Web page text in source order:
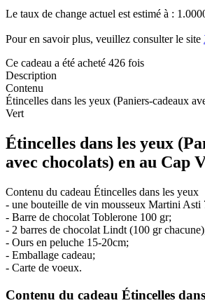
Le taux de change actuel est estimé à :
Pour en savoir plus, veuillez consulter le site
Ce cadeau a été acheté 426 fois
Description
Contenu
Étincelles dans les yeux (Paniers-cadeaux
Vert
Étincelles dans les yeux
avec chocolats) en au Cap
Contenu du cadeau Étincelles dans les yeux
- une bouteille de vin mousseux Martini Asti
- Barre de chocolat Toblerone 100 gr;
- 2 barres de chocolat Lindt (100 gr
- Ours en peluche 15-20cm;
- Emballage cadeau;
- Carte de voeux.
Contenu du cadeau Étincelles